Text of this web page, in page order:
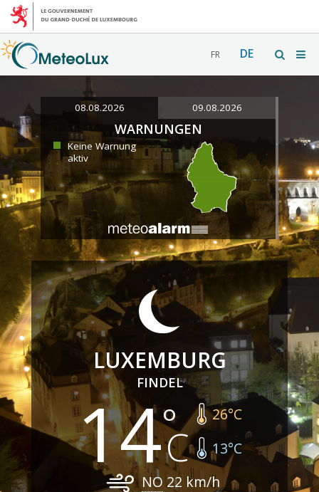
FR DE
08.08.2026 09.08.2026
WARNUNGEN
Keine Warnung
aktiv
LUXEMBURG
FINDEL
14 26°C
13°C
NO 22 km/h